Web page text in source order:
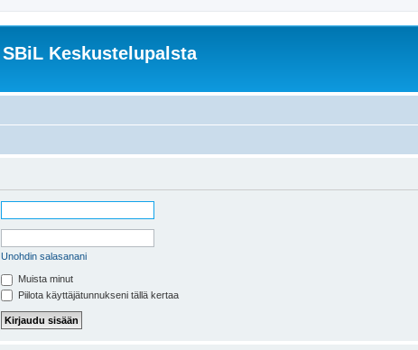
SBiL Keskustelupalsta
Unohdin salasanani
Muista minut
Piilota käyttäjätunnukseni tällä kertaa